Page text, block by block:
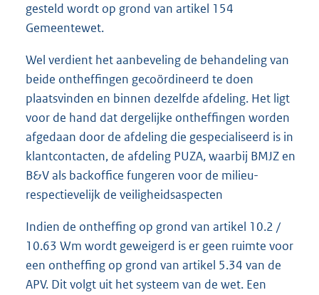
gesteld wordt op grond van artikel 154
Gemeentewet.
Wel verdient het aanbeveling de behandeling van
beide ontheffingen gecoördineerd te doen
plaatsvinden en binnen dezelfde afdeling. Het ligt
voor de hand dat dergelijke ontheffingen worden
afgedaan door de afdeling die gespecialiseerd is in
klantcontacten, de afdeling PUZA, waarbij BMJZ en
B&V als backoffice fungeren voor de milieu-
respectievelijk de veiligheidsaspecten
Indien de ontheffing op grond van artikel 10.2 /
10.63 Wm wordt geweigerd is er geen ruimte voor
een ontheffing op grond van artikel 5.34 van de
APV. Dit volgt uit het systeem van de wet. Een